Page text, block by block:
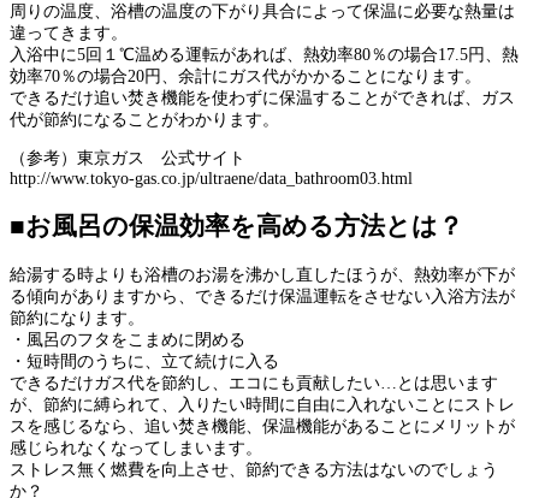
周りの温度、浴槽の温度の下がり具合によって保温に必要な熱量は
違ってきます。
入浴中に5回１℃温める運転があれば、熱効率80％の場合17.5円、熱
効率70％の場合20円、余計にガス代がかかることになります。
できるだけ追い焚き機能を使わずに保温することができれば、ガス
代が節約になることがわかります。
（参考）東京ガス 公式サイト
http://www.tokyo-gas.co.jp/ultraene/data_bathroom03.html
■お風呂の保温効率を高める方法とは？
給湯する時よりも浴槽のお湯を沸かし直したほうが、熱効率が下が
る傾向がありますから、できるだけ保温運転をさせない入浴方法が
節約になります。
・風呂のフタをこまめに閉める
・短時間のうちに、立て続けに入る
できるだけガス代を節約し、エコにも貢献したい…とは思います
が、節約に縛られて、入りたい時間に自由に入れないことにストレ
スを感じるなら、追い焚き機能、保温機能があることにメリットが
感じられなくなってしまいます。
ストレス無く燃費を向上させ、節約できる方法はないのでしょう
か？